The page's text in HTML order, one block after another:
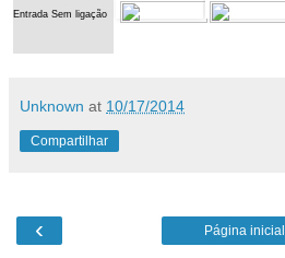
Entrada Sem ligação
Unknown at 10/17/2014
Compartilhar
‹ Página inicial